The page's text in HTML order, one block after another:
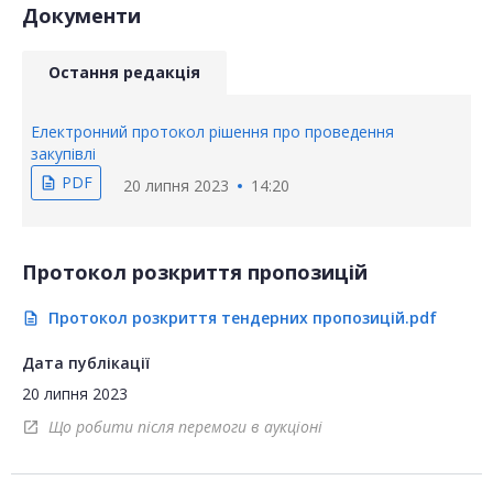
Документи
Остання редакція
Електронний протокол рішення про проведення
закупівлі
description PDF 20 липня 2023 14:20
Протокол розкриття пропозицій
description Протокол розкриття тендерних пропозицій.pdf
Дата публікації
20 липня 2023
open_in_new Що робити після перемоги в аукціоні